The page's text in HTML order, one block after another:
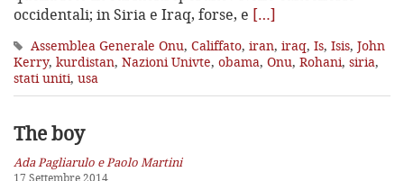
occidentali; in Siria e Iraq, forse, e […]
Assemblea Generale Onu, Califfato, iran, iraq, Is, Isis, John
Kerry, kurdistan, Nazioni Univte, obama, Onu, Rohani, siria,
stati uniti, usa
The boy
Ada Pagliarulo e Paolo Martini
17 Settembre 2014